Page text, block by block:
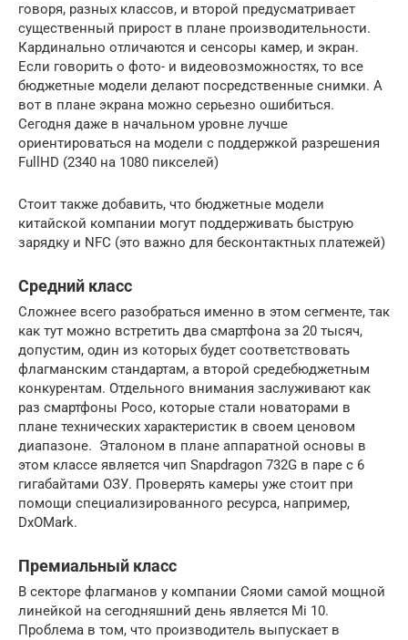
говоря, разных классов, и второй предусматривает
существенный прирост в плане производительности.
Кардинально отличаются и сенсоры камер, и экран.
Если говорить о фото- и видеовозможностях, то все
бюджетные модели делают посредственные снимки. А
вот в плане экрана можно серьезно ошибиться.
Сегодня даже в начальном уровне лучше
ориентироваться на модели с поддержкой разрешения
FullHD (2340 на 1080 пикселей)
Стоит также добавить, что бюджетные модели
китайской компании могут поддерживать быструю
зарядку и NFC (это важно для бесконтактных платежей)
Средний класс
Сложнее всего разобраться именно в этом сегменте, так
как тут можно встретить два смартфона за 20 тысяч,
допустим, один из которых будет соответствовать
флагманским стандартам, а второй средебюджетным
конкурентам. Отдельного внимания заслуживают как
раз смартфоны Poco, которые стали новаторами в
плане технических характеристик в своем ценовом
диапазоне. Эталоном в плане аппаратной основы в
этом классе является чип Snapdragon 732G в паре с 6
гигабайтами ОЗУ. Проверять камеры уже стоит при
помощи специализированного ресурса, например,
DxOMark.
Премиальный класс
В секторе флагманов у компании Сяоми самой мощной
линейкой на сегодняшний день является Mi 10.
Проблема в том, что производитель выпускает в